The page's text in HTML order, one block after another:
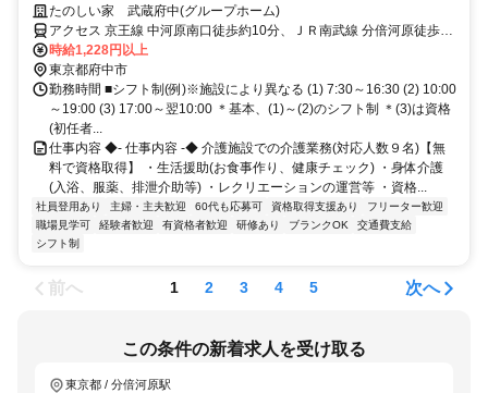
り！たのしい家 武蔵府中(グループホーム)
アクセス 京王線 中河原南口徒歩約10分、ＪＲ南武線 分倍河原徒歩約
16分、京王線 分倍河原徒歩約16分 京王線「中河原」駅から徒歩約10
分
時給1,228円以上
東京都府中市
勤務時間 ■シフト制(例)※施設により異なる (1) 7:30～16:30 (2) 10:00
～19:00 (3) 17:00～翌10:00 ＊基本、(1)～(2)のシフト制 ＊(3)は資格
(初任者...
仕事内容 ◆- 仕事内容 -◆ 介護施設での介護業務(対応人数９名)【無
料で資格取得】 ・生活援助(お食事作り、健康チェック) ・身体介護
(入浴、服薬、排泄介助等) ・レクリエーションの運営等 ・資格...
社員登用あり 主婦・主夫歓迎 60代も応募可 資格取得支援あり
フリーター歓迎
職場見学可
経験者歓迎 有資格者歓迎 研修あり ブランクOK
交通費支給
シフト制
前へ 1 2 3 4 5 次へ
この条件の新着求人を受け取る
東京都 / 分倍河原駅